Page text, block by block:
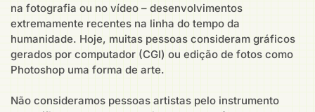
na fotografia ou no vídeo – desenvolvimentos
extremamente recentes na linha do tempo da
humanidade. Hoje, muitas pessoas consideram gráficos
gerados por computador (CGI) ou edição de fotos como
Photoshop uma forma de arte.
Não consideramos pessoas artistas pelo instrumento